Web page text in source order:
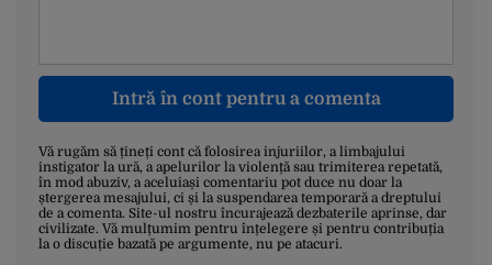
Intră în cont pentru a comenta
Vă rugăm să țineți cont că folosirea injuriilor, a limbajului
instigator la ură, a apelurilor la violență sau trimiterea repetată,
în mod abuziv, a aceluiași comentariu pot duce nu doar la
ștergerea mesajului, ci și la suspendarea temporară a dreptului
de a comenta. Site-ul nostru încurajează dezbaterile aprinse, dar
civilizate. Vă mulțumim pentru înțelegere și pentru contribuția
la o discuție bazată pe argumente, nu pe atacuri.